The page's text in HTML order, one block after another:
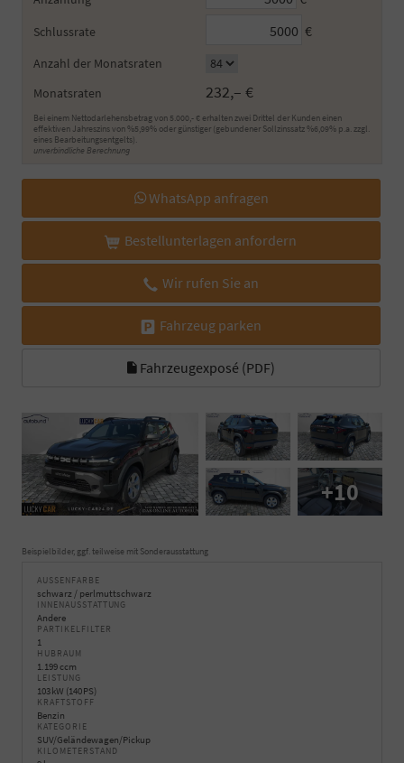
Schlussrate €
Anzahl der Monatsraten
Monatsraten
232,– €
Bei einem Nettodarlehensbetrag von 5.000,- € erhalten zwei Drittel der Kunden einen
effektiven Jahreszins von %5,99% oder günstiger (gebundener Sollzinssatz %6,09% p.a. zzgl.
eines Bearbeitungsentgelts).
unverbindliche Berechnung
WhatsApp anfragen
Bestellunterlagen anfordern
Wir rufen Sie an
Fahrzeug parken
Fahrzeugexposé (PDF)
+10
Beispielbilder, ggf. teilweise mit Sonderausstattung
AUSSENFARBE
schwarz / perlmuttschwarz
INNENAUSSTATTUNG
Andere
PARTIKELFILTER
1
HUBRAUM
1.199 ccm
LEISTUNG
103 kW (140 PS)
KRAFTSTOFF
Benzin
KATEGORIE
SUV/Geländewagen/Pickup
KILOMETERSTAND